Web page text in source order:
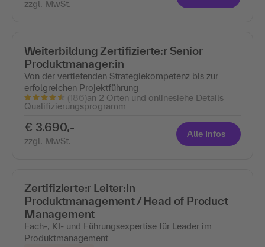
zzgl. MwSt.
Weiterbildung Zertifizierte:r Senior
Produktmanager:in
Von der vertiefenden Strategiekompetenz bis zur
erfolgreichen Projektführung
(186)an 2 Orten und onlinesiehe Details
Qualifizierungsprogramm
€ 3.690,-
zzgl. MwSt.
Alle Infos
Zertifizierte:r Leiter:in
Produktmanagement / Head of Product
Management
Fach-, KI- und Führungsexpertise für Leader im
Produktmanagement